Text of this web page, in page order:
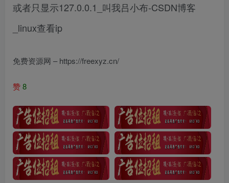
或者只显示127.0.0.1_叫我吕小布-CSDN博客
_linux查看ip
免费资源网 – https://freexyz.cn/
赞8